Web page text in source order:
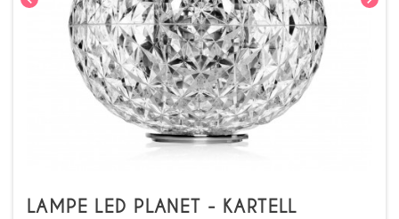
LAMPE LED PLANET - KARTELL